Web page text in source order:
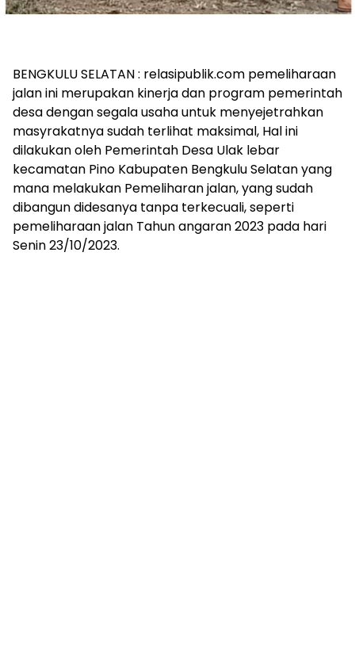
BENGKULU SELATAN : relasipublik.com pemeliharaan
jalan ini merupakan kinerja dan program pemerintah
desa dengan segala usaha untuk menyejetrahkan
masyrakatnya sudah terlihat maksimal, Hal ini
dilakukan oleh Pemerintah Desa Ulak lebar
kecamatan Pino Kabupaten Bengkulu Selatan yang
mana melakukan Pemeliharan jalan, yang sudah
dibangun didesanya tanpa terkecuali, seperti
pemeliharaan jalan Tahun angaran 2023 pada hari
Senin 23/10/2023.